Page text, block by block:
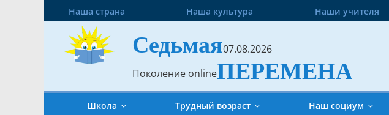
Наша страна Наша культура Наши учителя
Седьмая07.08.2026
Поколение onlineПЕРЕМЕНА
Школа Трудный возраст Наш социум